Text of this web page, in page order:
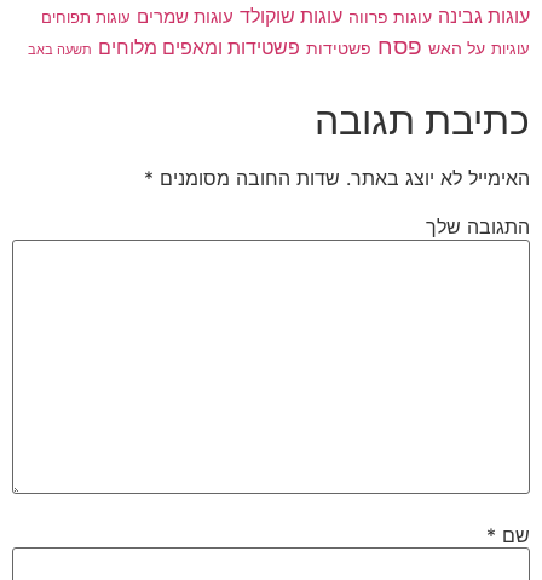
עוגות גבינה עוגות פרווה עוגות שוקולד עוגות שמרים עוגות תפוחים
עוגיות על האש פסח פשטידות פשטידות ומאפים מלוחים תשעה באב
כתיבת תגובה
האימייל לא יוצג באתר. שדות החובה מסומנים *
התגובה שלך
שם *